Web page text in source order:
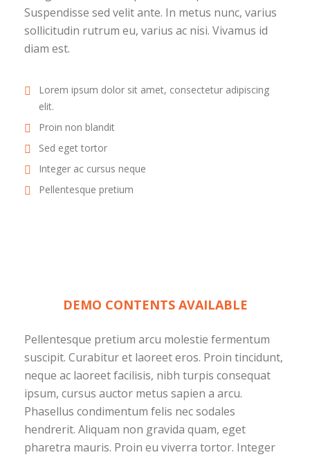
Suspendisse sed velit ante. In metus nunc, varius
sollicitudin rutrum eu, varius ac nisi. Vivamus id
diam est.
Lorem ipsum dolor sit amet, consectetur adipiscing
elit.
Proin non blandit
Sed eget tortor
Integer ac cursus neque
Pellentesque pretium
DEMO CONTENTS AVAILABLE
Pellentesque pretium arcu molestie fermentum
suscipit. Curabitur et laoreet eros. Proin tincidunt,
neque ac laoreet facilisis, nibh turpis consequat
ipsum, cursus auctor metus sapien a arcu.
Phasellus condimentum felis nec sodales
hendrerit. Aliquam non gravida quam, eget
pharetra mauris. Proin eu viverra tortor. Integer